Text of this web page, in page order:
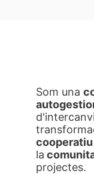
Som una
cooperatiu
la
projectes.